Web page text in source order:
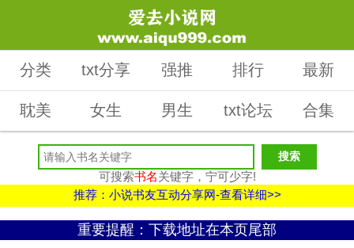
分类 txt分享 强推 排行 最新
耽美 女生 男生 txt论坛 合集
可搜索书名关键字，宁可少字!
推荐：小说书友互动分享网-查看详细>>
重要提醒：下载地址在本页尾部